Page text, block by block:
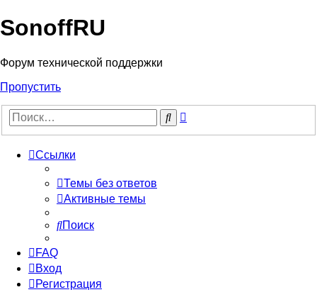
SonoffRU
Форум технической поддержки
Пропустить
Поиск
Ссылки
Темы без ответов
Активные темы
Поиск
FAQ
Вход
Регистрация